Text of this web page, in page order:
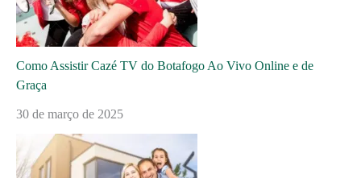
Como Assistir Cazé TV do Botafogo Ao Vivo Online e de
Graça
30 de março de 2025